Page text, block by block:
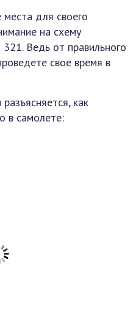
для своего
на схему
Ведь от правильного
свое время в
как
в самолете: